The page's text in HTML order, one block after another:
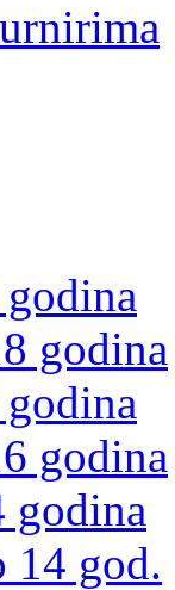
godina
godina
godina
14 god.